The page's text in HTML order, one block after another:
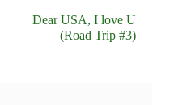
Dear USA, I love U
(Road Trip #3)